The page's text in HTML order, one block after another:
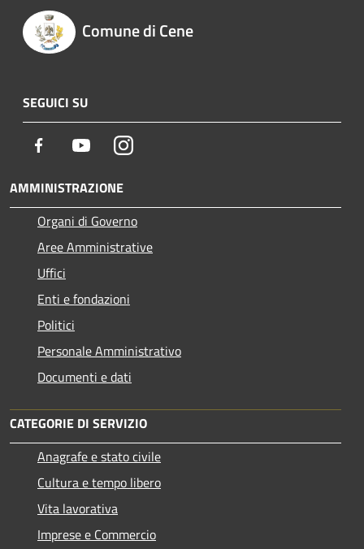
Comune di Cene
SEGUICI SU
Facebook YoutubeInstagram
AMMINISTRAZIONE
Organi di Governo
Aree Amministrative
Uffici
Enti e fondazioni
Politici
Personale Amministrativo
Documenti e dati
CATEGORIE DI SERVIZIO
Anagrafe e stato civile
Cultura e tempo libero
Vita lavorativa
Imprese e Commercio